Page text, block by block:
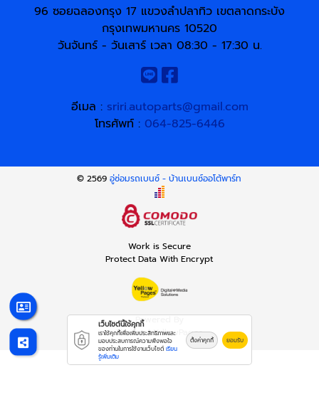
96 ซอยฉลองกรุง 17 แขวงลำปลาทิว เขตลาดกระบัง
กรุงเทพมหานคร 10520
วันจันทร์ - วันเสาร์ เวลา 08:30 - 17:30 น.
อีเมล : sriri.autoparts@gmail.com
โทรศัพท์ : 064-825-6446
© 2569อู่ซ่อมรถเบนซ์ - บ้านเบนซ์ออโต้พาร์ท
Work is Secure
Protect Data With Encrypt
Powered By
Thailand YellowPages
เว็บไซต์นี้ใช้คุกกี้
เราใช้คุกกี้เพื่อเพิ่มประสิทธิภาพและ
มอบประสบการณ์ความพึงพอใจ
ของท่านในการใช้งานเว็บไซต์ เรียน
รู้เพิ่มเติม
ตั้งค่าคุกกี้ ยอมรับ